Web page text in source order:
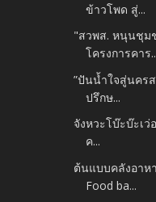
ข้าวโพด สู่...
"สวพส. หนุนชุม
โครงการคาร
”ปันน้ำใจสู่นคร
ปรึกษ...
จังหวะโบ๊ะบ๊ะเ
ค...
ต้นแบบคลังอาห
Food ba...